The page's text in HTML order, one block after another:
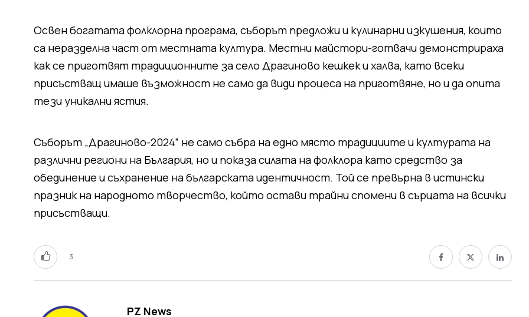
Освен богатата фолклорна програма, съборът предложи и кулинарни изкушения, които
са неразделна част от местната култура. Местни майстори-готвачи демонстрираха
как се приготвят традиционните за село Драгиново кешкек и халва, като всеки
присъстващ имаше възможност не само да види процеса на приготвяне, но и да опита
тези уникални ястия.
Съборът „Драгиново-2024” не само събра на едно място традициите и културата на
различни региони на България, но и показа силата на фолклора като средство за
обединение и съхранение на българската идентичност. Той се превърна в истински
празник на народното творчество, който остави трайни спомени в сърцата на всички
присъстващи.
3
PZ News